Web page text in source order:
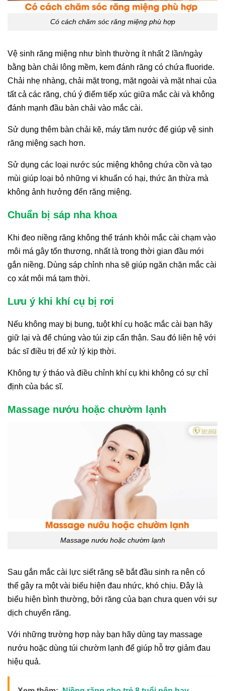
Có cách chăm sóc răng miệng phù hợp
Vệ sinh răng miệng như bình thường ít nhất 2 lần/ngày
bằng bàn chải lông mềm, kem đánh răng có chứa fluoride.
Chải nhẹ nhàng, chải mặt trong, mặt ngoài và mặt nhai của
tất cả các răng, chú ý điểm tiếp xúc giữa mắc cài và không
đánh mạnh đầu bàn chải vào mắc cài.
Sử dụng thêm bàn chải kẽ, máy tăm nước để giúp vệ sinh
răng miệng sạch hơn.
Sử dụng các loại nước súc miệng không chứa cồn và tạo
mùi giúp loại bỏ những vi khuẩn có hại, thức ăn thừa mà
không ảnh hưởng đến răng miệng.
Chuẩn bị sáp nha khoa
Khi đeo niềng răng không thể tránh khỏi mắc cài chạm vào
môi má gây tổn thương, nhất là trong thời gian đầu mới
gắn niềng. Dùng sáp chỉnh nha sẽ giúp ngăn chặn mắc cài
cọ xát môi má tạm thời.
Lưu ý khi khí cụ bị rơi
Nếu không may bị bung, tuột khí cụ hoặc mắc cài bạn hãy
giữ lại và để chúng vào túi zip cẩn thận. Sau đó liên hệ với
bác sĩ điều trị để xử lý kịp thời.
Không tự ý tháo và điều chỉnh khí cụ khi không có sự chỉ
định của bác sĩ.
Massage nướu hoặc chườm lạnh
Massage nướu hoặc chườm lạnh
Sau gắn mắc cài lực siết răng sẽ bắt đầu sinh ra nên có
thể gây ra một vài biểu hiện đau nhức, khó chịu. Đây là
biểu hiện bình thường, bởi răng của bạn chưa quen với sự
dịch chuyển răng.
Với những trường hợp này bạn hãy dùng tay massage
nướu hoặc dùng túi chườm lạnh để giúp hỗ trợ giảm đau
hiệu quả.